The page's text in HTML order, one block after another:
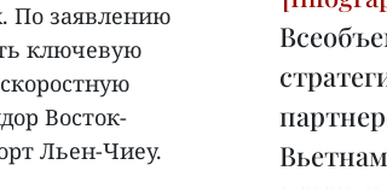
По заявлению
ключевую
Восток-
Льен-Чиеу.